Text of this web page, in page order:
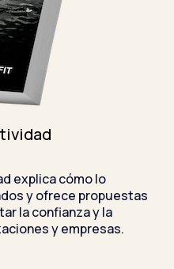
explica cómo lo
y ofrece propuestas
la confianza y la
y empresas.